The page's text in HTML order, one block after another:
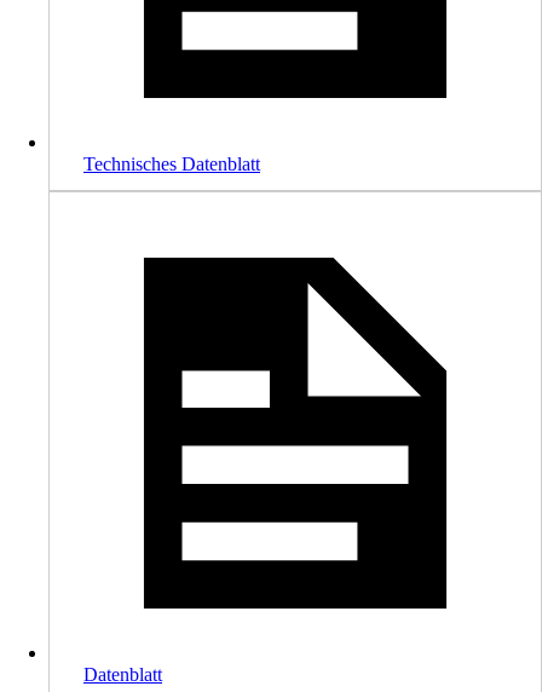
Technisches Datenblatt
Datenblatt